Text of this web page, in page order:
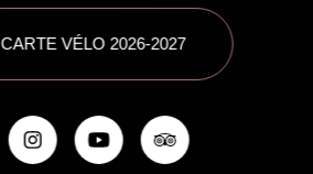
CARTE VÉLO 2026-2027